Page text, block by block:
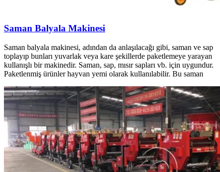
Saman Balyala Makinesi
Saman balyala makinesi, adından da anlaşılacağı gibi, saman ve sap
toplayıp bunları yuvarlak veya kare şekillerde paketlemeye yarayan
kullanışlı bir makinedir. Saman, sap, mısır sapları vb. için uygundur.
Paketlenmiş ürünler hayvan yemi olarak kullanılabilir. Bu saman